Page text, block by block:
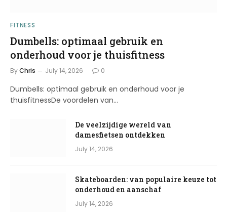
FITNESS
Dumbells: optimaal gebruik en
onderhoud voor je thuisfitness
ByChris July 14, 2026 0
Dumbells: optimaal gebruik en onderhoud voor je
thuisfitnessDe voordelen van…
De veelzijdige wereld van
damesfietsen ontdekken
July 14, 2026
Skateboarden: van populaire keuze tot
onderhoud en aanschaf
July 14, 2026